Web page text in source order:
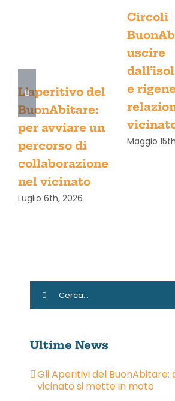
L’aperitivo del
BuonAbitare:
per avviare un
percorso di
collaborazione
nel vicinato
Luglio 6th, 2026
Circoli
uscire
e
Maggio
Cerca
per:
Ultime News
Gli Aperitivi del BuonAbitare:
vicinato si mette in moto